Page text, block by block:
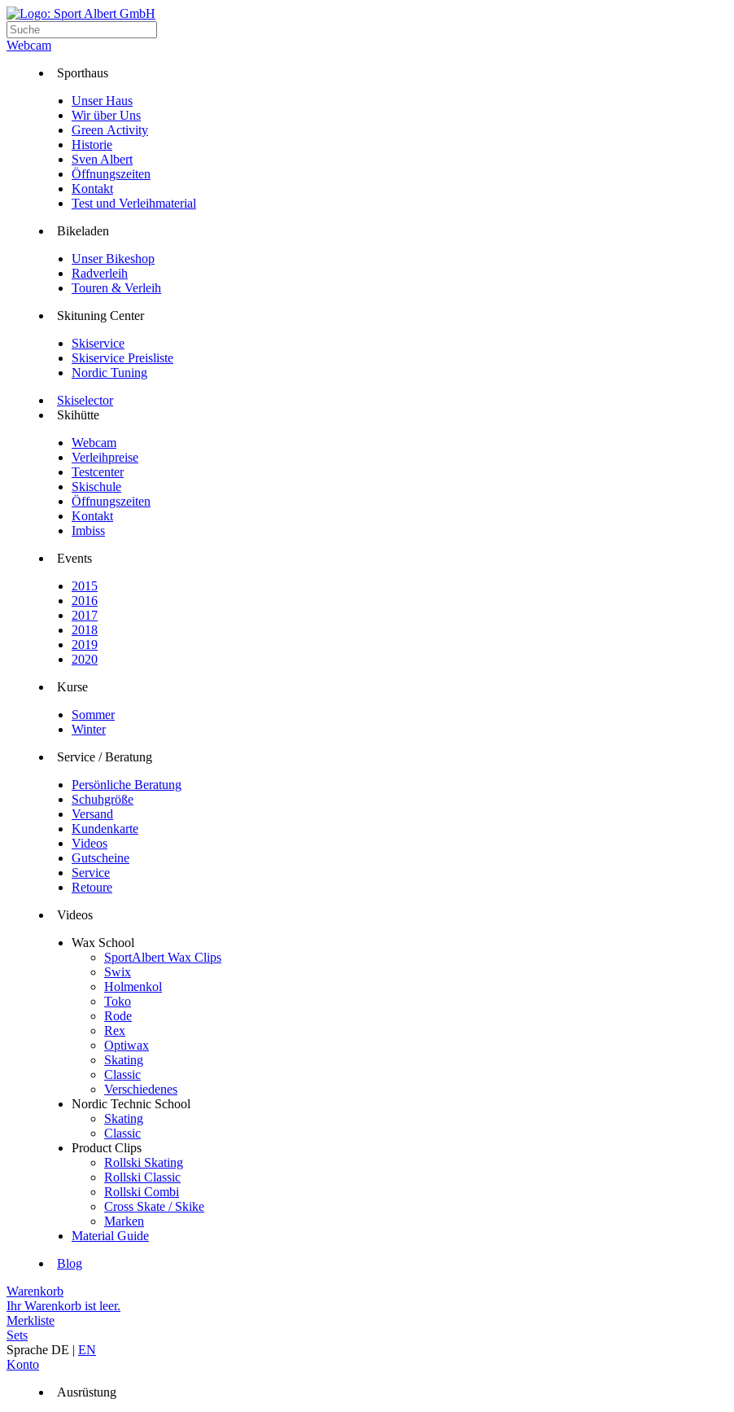
Webcam
Sporthaus
Unser Haus
Wir über Uns
Green Activity
Historie
Sven Albert
Öffnungszeiten
Kontakt
Test und Verleihmaterial
Bikeladen
Unser Bikeshop
Radverleih
Touren & Verleih
Skituning Center
Skiservice
Skiservice Preisliste
Nordic Tuning
Skiselector
Skihütte
Webcam
Verleihpreise
Testcenter
Skischule
Öffnungszeiten
Kontakt
Imbiss
Events
2015
2016
2017
2018
2019
2020
Kurse
Sommer
Winter
Service / Beratung
Persönliche Beratung
Schuhgröße
Versand
Kundenkarte
Videos
Gutscheine
Service
Retoure
Videos
Wax School
SportAlbert Wax Clips
Swix
Holmenkol
Toko
Rode
Rex
Optiwax
Skating
Classic
Verschiedenes
Nordic Technic School
Skating
Classic
Product Clips
Rollski Skating
Rollski Classic
Rollski Combi
Cross Skate / Skike
Marken
Material Guide
Blog
Warenkorb
Ihr Warenkorb ist leer.
Merkliste
Sets
Sprache DE | EN
Konto
Ausrüstung